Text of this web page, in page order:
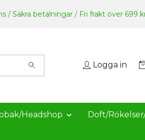
/ Säkra betalningar / Fri frakt över 699
Logga in
Headshop
Doft/